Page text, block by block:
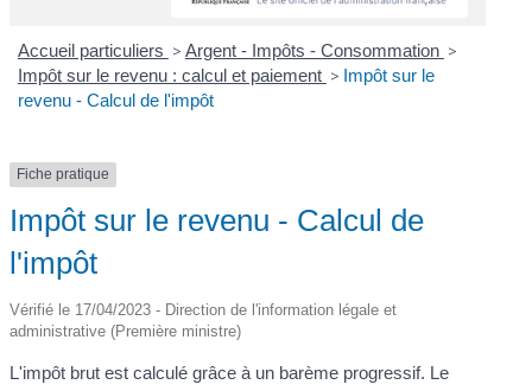
Accueil particuliers > Argent - Impôts - Consommation >
Impôt sur le revenu : calcul et paiement > Impôt sur le
revenu - Calcul de l'impôt
Fiche pratique
Impôt sur le revenu - Calcul de
l'impôt
Vérifié le 17/04/2023 - Direction de l'information légale et
administrative (Première ministre)
L'impôt brut est calculé grâce à un barème progressif. Le